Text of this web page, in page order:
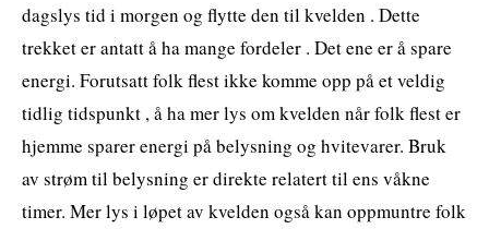
dagslys tid i morgen og flytte den til kvelden . Dette
trekket er antatt å ha mange fordeler . Det ene er å spare
energi. Forutsatt folk flest ikke komme opp på et veldig
tidlig tidspunkt , å ha mer lys om kvelden når folk flest er
hjemme sparer energi på belysning og hvitevarer. Bruk
av strøm til belysning er direkte relatert til ens våkne
timer. Mer lys i løpet av kvelden også kan oppmuntre folk